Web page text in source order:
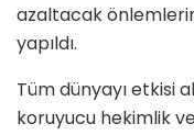
azaltacak
yapıldı.
Tüm dünyayı etkisi
koruyucu hekimlik